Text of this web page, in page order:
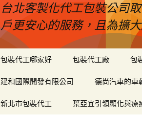
台北客製化代工包裝公司
戶更安心的服務，且為擴
包裝代工哪家好 包裝代工廠 包
建和國際開發有限公司 德尚汽車的車
新北市包裝代工 葉亞宜引領顯化與療